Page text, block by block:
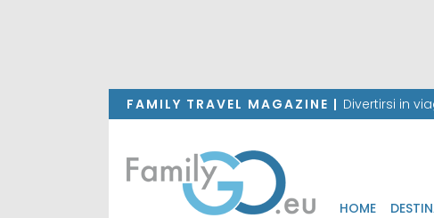
FAMILY TRAVEL MAGAZINE | Divertirsi in
HOME